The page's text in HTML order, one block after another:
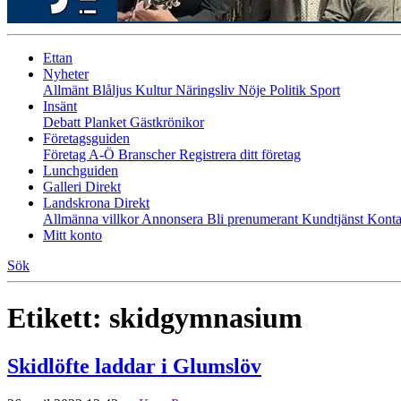
Ettan
Nyheter
Allmänt Blåljus KulturNäringsliv Nöje Politik Sport
Insänt
Debatt Planket Gästkrönikor
Företagsguiden
Företag A-Ö BranscherRegistrera ditt företag
Lunchguiden
Galleri Direkt
Landskrona Direkt
Allmänna villkorAnnonsera Bli prenumerant Kundtjänst
Mitt konto
Sök
Etikett: skidgymnasium
Skidlöfte laddar i Glumslöv